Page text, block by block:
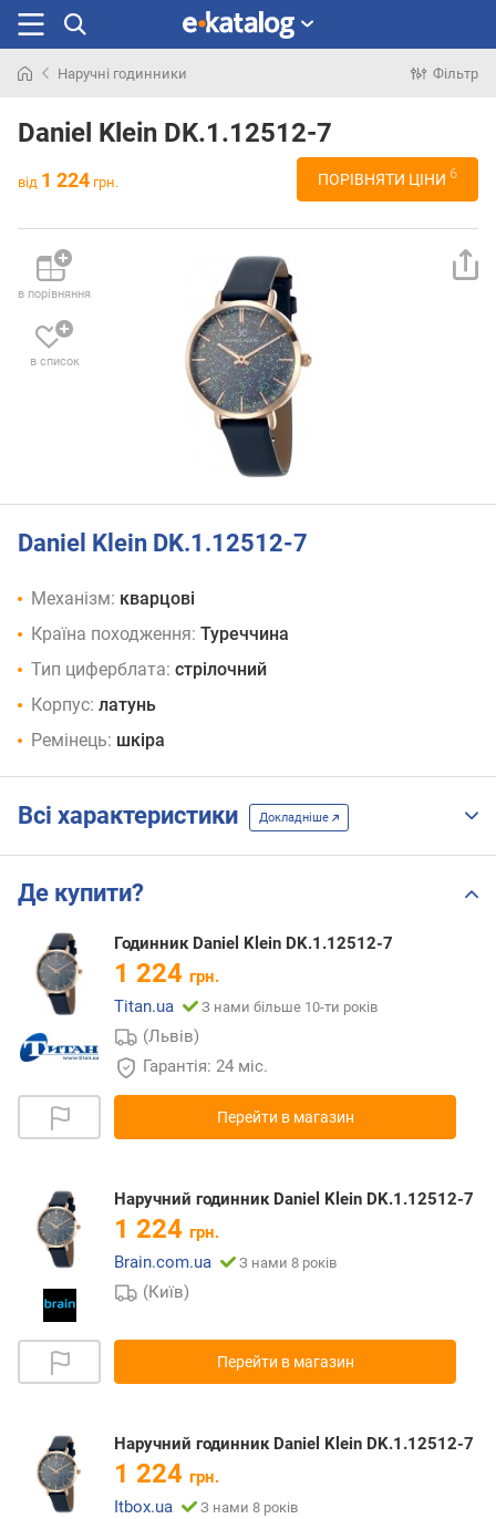
раніше
Наручні годинники Фільтр
Daniel Klein DK.1.12512-7
від 1 224 грн. ПОРІВНЯТИ ЦІНИ 6
в порівняння
в список
Daniel Klein DK.1.12512-7
Механізм: кварцові
Країна походження: Туреччина
Тип циферблата: стрілочний
Корпус: латунь
Ремінець: шкіра
Всі характеристики Докладніше
Де купити?
Годинник Daniel Klein DK.1.12512-7
1 224 грн.
Titan.ua
З нами більше 10-ти років
(Львів)
Гарантія: 24 міс.
Перейти в магазин
Наручний годинник Daniel Klein DK.1.12512-7
1 224 грн.
Brain.com.ua
З нами 8 років
(Київ)
Перейти в магазин
Наручний годинник Daniel Klein DK.1.12512-7
1 224 грн.
Itbox.ua
З нами 8 років